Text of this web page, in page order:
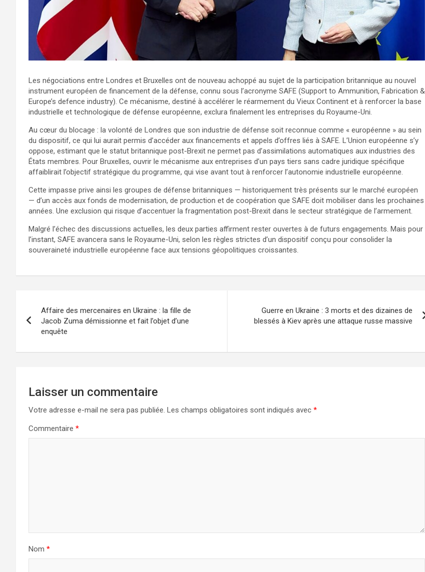
Les négociations entre Londres et Bruxelles ont de nouveau achoppé au sujet de la participation britannique au nouvel
instrument européen de financement de la défense, connu sous l’acronyme SAFE (Support to Ammunition, Fabrication &
Europe’s defence industry). Ce mécanisme, destiné à accélérer le réarmement du Vieux Continent et à renforcer la base
industrielle et technologique de défense européenne, exclura finalement les entreprises du Royaume-Uni.
Au cœur du blocage : la volonté de Londres que son industrie de défense soit reconnue comme « européenne » au sein
du dispositif, ce qui lui aurait permis d’accéder aux financements et appels d’offres liés à SAFE. L’Union européenne s’y
oppose, estimant que le statut britannique post-Brexit ne permet pas d’assimilations automatiques aux industries des
États membres. Pour Bruxelles, ouvrir le mécanisme aux entreprises d’un pays tiers sans cadre juridique spécifique
affaiblirait l’objectif stratégique du programme, qui vise avant tout à renforcer l’autonomie industrielle européenne.
Cette impasse prive ainsi les groupes de défense britanniques — historiquement très présents sur le marché européen
— d’un accès aux fonds de modernisation, de production et de coopération que SAFE doit mobiliser dans les prochaines
années. Une exclusion qui risque d’accentuer la fragmentation post-Brexit dans le secteur stratégique de l’armement.
Malgré l’échec des discussions actuelles, les deux parties affirment rester ouvertes à de futurs engagements. Mais pour
l’instant, SAFE avancera sans le Royaume-Uni, selon les règles strictes d’un dispositif conçu pour consolider la
souveraineté industrielle européenne face aux tensions géopolitiques croissantes.
Affaire des mercenaires en Ukraine : la fille de
Jacob Zuma démissionne et fait l’objet d’une
enquête
Guerre en Ukraine : 3 morts et des dizaines de
blessés à Kiev après une attaque russe massive
Laisser un commentaire
Votre adresse e-mail ne sera pas publiée. Les champs obligatoires sont indiqués avec *
Commentaire *
Nom *